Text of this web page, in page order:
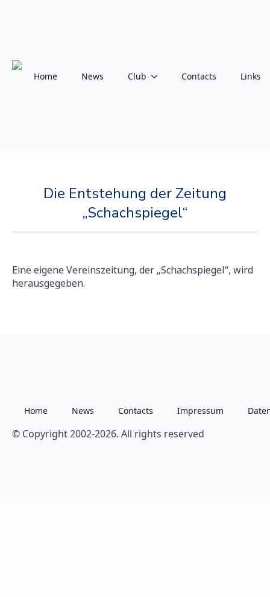
Home News Club Contacts Links
Die Entstehung der Zeitung
„Schachspiegel“
Eine eigene Vereinszeitung, der „Schachspiegel“, wird
herausgegeben.
Home News Contacts Impressum
© Copyright 2002-2026. All rights reserved